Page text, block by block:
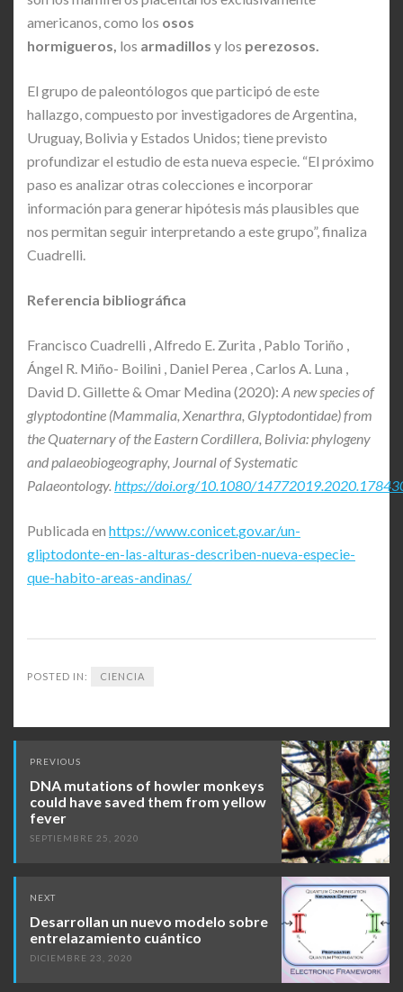
americanos, como los osos
hormigueros, los armadillos y los perezosos.
El grupo de paleontólogos que participó de este
hallazgo, compuesto por investigadores de Argentina,
Uruguay, Bolivia y Estados Unidos; tiene previsto
profundizar el estudio de esta nueva especie. “El próximo
paso es analizar otras colecciones e incorporar
información para generar hipótesis más plausibles que
nos permitan seguir interpretando a este grupo”, finaliza
Cuadrelli.
Referencia bibliográfica
Francisco Cuadrelli , Alfredo E. Zurita , Pablo Toriño ,
Ángel R. Miño- Boilini , Daniel Perea , Carlos A. Luna ,
David D. Gillette & Omar Medina (2020): A new species of
glyptodontine (Mammalia, Xenarthra, Glyptodontidae) from
the Quaternary of the Eastern Cordillera, Bolivia: phylogeny
and palaeobiogeography, Journal of Systematic
Palaeontology. https://doi.org/10.1080/
Publicada en https://www.conicet.gov.ar/un-
gliptodonte-en-las-alturas-describen-nueva-especie-
que-habito-areas-andinas/
POSTED IN: CIENCIA
navigation
PREVIOUS
DNA mutations of howler monkeys
could have saved them from yellow
fever
SEPTIEMBRE 25, 2020
NEXT
Desarrollan un nuevo modelo sobre
entrelazamiento cuántico
DICIEMBRE 23, 2020